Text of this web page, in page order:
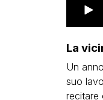
La
Un
suo
recitare